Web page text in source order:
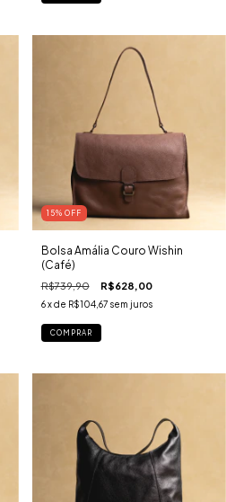
15% OFF
Bolsa Amália Couro Wishin
(Café)
R$739,90 R$628,00
6 x de R$104,67 sem juros
COMPRAR